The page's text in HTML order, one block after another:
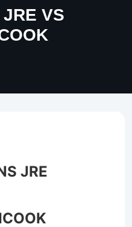
VS
JRE